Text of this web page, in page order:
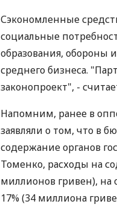
Сэкономленные
социальные
образования, обороны
среднего бизнеса.
законопроект", -
Напомним, ранее в
заявляли о том, что в
содержание органов
Томенко, расходы на
миллионов гривен), на
17% (34 миллиона